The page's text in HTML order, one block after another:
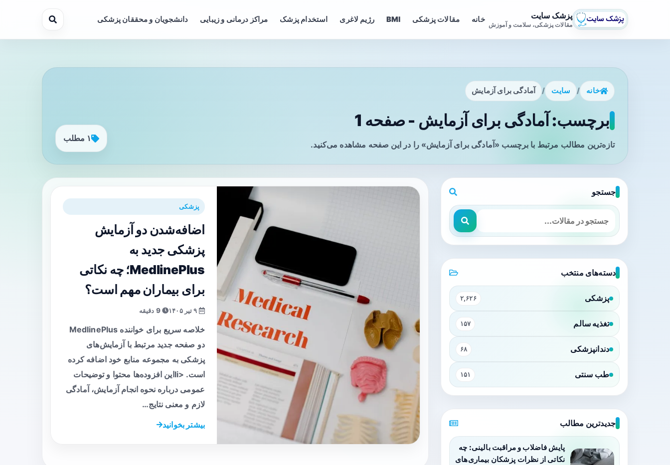
پزشک سایت
مقالات پزشکی، سلامت و آموزش
خانه مقالات پزشکی BMI رژیم لاغری استخدام پزشک مراکز درمانی و زیبایی دانشجویان و محققان پزشکی
خانه / سایت / آمادگی برای آزمایش
برچسب: آمادگی برای آزمایش - صفحه 1
تازه‌ترین مطالب مرتبط با برچسب «آمادگی برای آزمایش» را در این صفحه مشاهده می‌کنید.
۱ مطلب
پزشکی
اضافه‌شدن دو آزمایش
پزشکی جدید به
MedlinePlus؛ چه نکاتی
برای بیماران مهم است؟
9 دقیقه
خلاصه سریع برای خواننده MedlinePlus
دو صفحه جدید مرتبط با آزمایش‌های
پزشکی به مجموعه منابع خود اضافه کرده
است. <liاین افزوده‌ها محتوا و توضیحات
عمومی درباره نحوه انجام آزمایش، آمادگی
لازم و معنی نتایج…
بیشتر بخوانید
جستجو
دسته‌های منتخب
پزشکی ۲,۶۲۶
تغذیه سالم ۱۵۷
دندانپزشکی ۶۸
طب سنتی ۱۵۱
جدیدترین مطالب
پایش فاضلاب و مراقبت بالینی: چه
نکاتی از نظرات پزشکان بیماری‌های